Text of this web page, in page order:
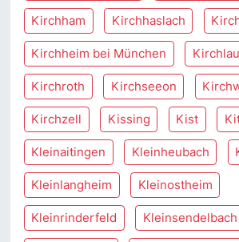
Kirchham Kirchhaslach
Kirchheim bei München
Kirchroth Kirchseeon
Kirchzell Kissing Kist
Kleinaitingen Kleinheubach
Kleinlangheim Kleinostheim
Kleinrinderfeld Kleinsendelbach